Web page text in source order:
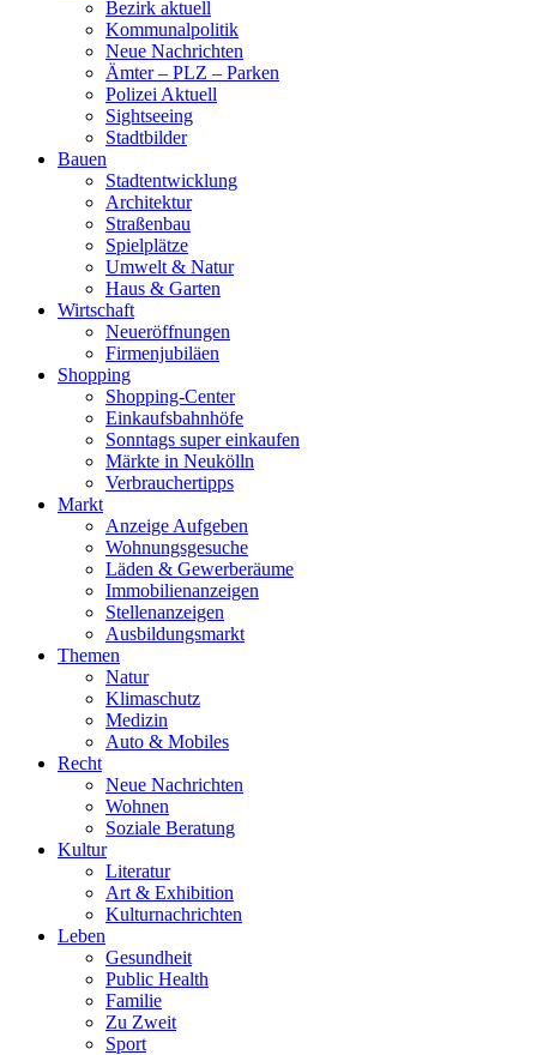
Bezirk aktuell
Kommunalpolitik
Neue Nachrichten
Ämter – PLZ – Parken
Polizei Aktuell
Sightseeing
Stadtbilder
Bauen
Stadtentwicklung
Architektur
Straßenbau
Spielplätze
Umwelt & Natur
Haus & Garten
Wirtschaft
Neueröffnungen
Firmenjubiläen
Shopping
Shopping-Center
Einkaufsbahnhöfe
Sonntags super einkaufen
Märkte in Neukölln
Verbrauchertipps
Markt
Anzeige Aufgeben
Wohnungsgesuche
Läden & Gewerberäume
Immobilienanzeigen
Stellenanzeigen
Ausbildungsmarkt
Themen
Natur
Klimaschutz
Medizin
Auto & Mobiles
Recht
Neue Nachrichten
Wohnen
Soziale Beratung
Kultur
Literatur
Art & Exhibition
Kulturnachrichten
Leben
Gesundheit
Public Health
Familie
Zu Zweit
Sport